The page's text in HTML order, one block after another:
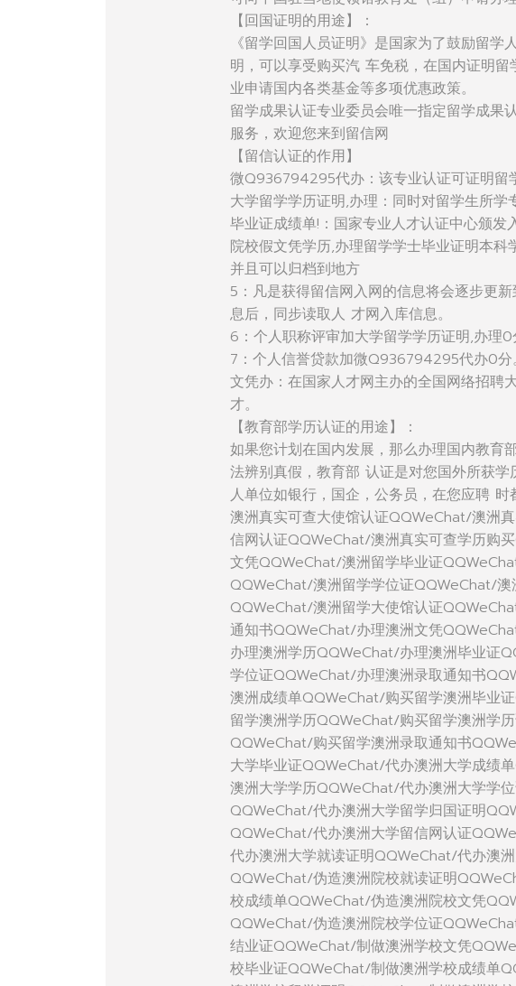
【回国证明的用途】：
《留学回国人员证明》是国家为了鼓励留
明，可以享受购买汽 车免税，在国内证明
业申请国内各类基金等多项优惠政策。
留学成果认证专业委员会唯一指定留学成果
服务，欢迎您来到留信网
【留信认证的作用】
微Q936794295代办：该专业认证可证明留
大学留学学历证明,办理：同时对留学生所学
毕业证成绩单!：国家专业人才认证中心颁发
院校假文凭学历,办理留学学士毕业证明本
并且可以归档到地方
5：凡是获得留信网入网的信息将会逐步更
息后，同步读取人 才网入库信息。
6：个人职称评审加大学留学学历证明,办理0
7：个人信誉贷款加微Q936794295代办0分。
文凭办：在国家人才网主办的全国网络招聘
才。
【教育部学历认证的用途】：
如果您计划在国内发展，那么办理国内教育
法辨别真假，教育部 认证是对您国外所获
人单位如银行，国企，公务员，在您应聘 时
澳洲真实可查大使馆认证QQWeChat/澳洲
信网认证QQWeChat/澳洲真实可查学历购
文凭QQWeChat/澳洲留学毕业证
QQWeChat/澳洲留学学位证QQWeChat/
QQWeChat/澳洲留学大使馆认证
通知书QQWeChat/办理澳洲文凭
办理澳洲学历QQWeChat/办理澳洲毕业证
学位证QQWeChat/办理澳洲录取通知书
澳洲成绩单QQWeChat/购买留学澳洲毕业
留学澳洲学历QQWeChat/购买留学澳洲学
QQWeChat/购买留学澳洲录取通知书
大学毕业证QQWeChat/代办澳洲大学成绩
澳洲大学学历QQWeChat/代办澳洲大学学
QQWeChat/代办澳洲大学留学归国证明
QQWeChat/代办澳洲大学留信网认证
代办澳洲大学就读证明QQWeChat/代办澳
QQWeChat/伪造澳洲院校就读证明
校成绩单QQWeChat/伪造澳洲院校文凭
QQWeChat/伪造澳洲院校学位证
结业证QQWeChat/制做澳洲学校文凭
校毕业证QQWeChat/制做澳洲学校成绩单